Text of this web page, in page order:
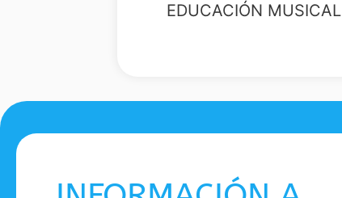
EDUCACIÓN MUSICAL